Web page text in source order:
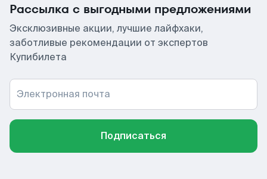
Рассылка с выгодными предложениями
Эксклюзивные акции, лучшие лайфхаки,
заботливые рекомендации от экспертов
Купибилета
Электронная почта
Подписаться